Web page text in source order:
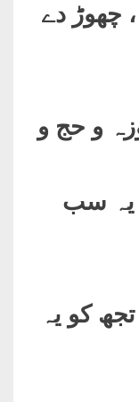
چھوڑ دے
و حج و
یہ سب
کو یہ